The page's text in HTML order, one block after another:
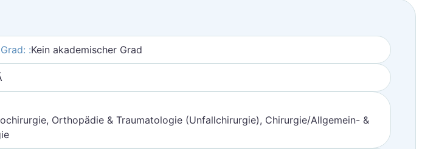
:Kein akademischer Grad
Orthopädie & Traumatologie (Unfallchirurgie), Chirurgie/Allgemein- &